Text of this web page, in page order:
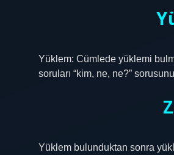
Yüklem: Cümlede yüklemi
soruları “kim, ne, ne?”
Yüklem bulunduktan sonra